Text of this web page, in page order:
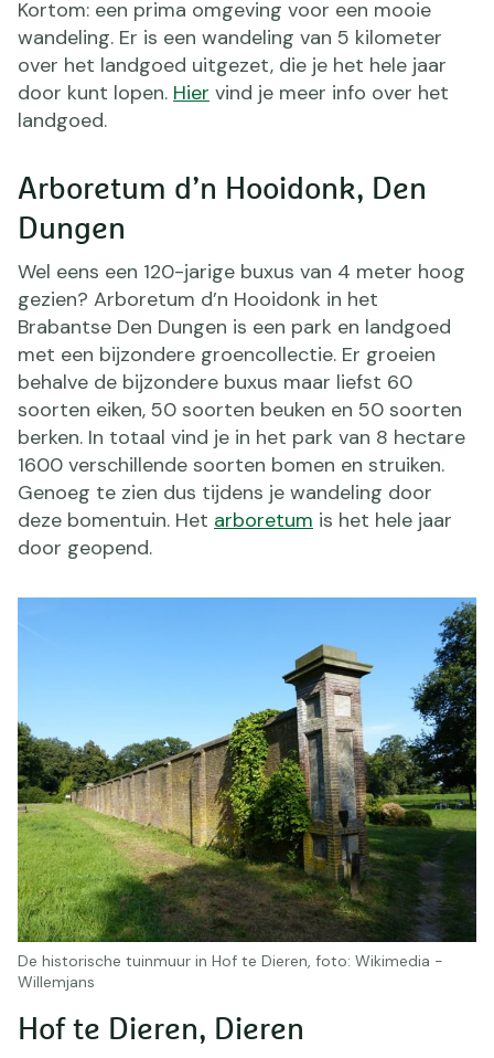
Kortom: een prima omgeving voor een mooie
wandeling. Er is een wandeling van 5 kilometer
over het landgoed uitgezet, die je het hele jaar
door kunt lopen. Hier vind je meer info over het
landgoed.
Arboretum d’n Hooidonk, Den
Dungen
Wel eens een 120-jarige buxus van 4 meter hoog
gezien? Arboretum d’n Hooidonk in het
Brabantse Den Dungen is een park en landgoed
met een bijzondere groencollectie. Er groeien
behalve de bijzondere buxus maar liefst 60
soorten eiken, 50 soorten beuken en 50 soorten
berken. In totaal vind je in het park van 8 hectare
1600 verschillende soorten bomen en struiken.
Genoeg te zien dus tijdens je wandeling door
deze bomentuin. Het arboretum is het hele jaar
door geopend.
Hof te Dieren, Dieren
De historische tuinmuur in Hof te Dieren, foto: Wikimedia -
Willemjans